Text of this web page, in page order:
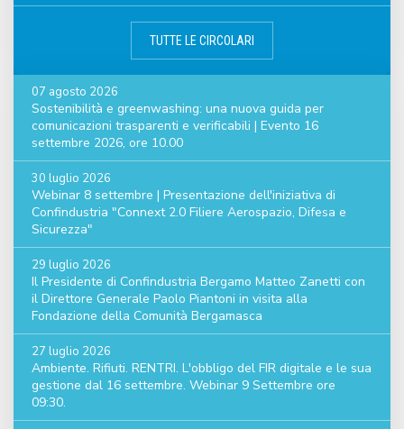
TUTTE LE CIRCOLARI
07 agosto 2026
Sostenibilità e greenwashing: una nuova guida per
comunicazioni trasparenti e verificabili | Evento 16
settembre 2026, ore 10.00
30 luglio 2026
Webinar 8 settembre | Presentazione dell'iniziativa di
Confindustria "Connext 2.0 Filiere Aerospazio, Difesa e
Sicurezza"
29 luglio 2026
Il Presidente di Confindustria Bergamo Matteo Zanetti con
il Direttore Generale Paolo Piantoni in visita alla
Fondazione della Comunità Bergamasca
27 luglio 2026
Ambiente. Rifiuti. RENTRI. L'obbligo del FIR digitale e le sua
gestione dal 16 settembre. Webinar 9 Settembre ore
09:30.